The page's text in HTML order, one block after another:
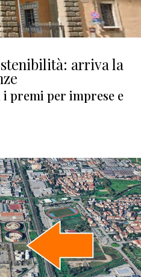
arriva la
premi per imprese e